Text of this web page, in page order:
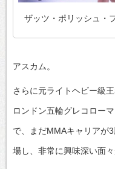
ザッツ・ポリッシュ・
アスカム。
さらに元ライトヘビー級
ロンドン五輪グレコロー
で、まだMMAキャリアが
場し、非常に興味深い面々